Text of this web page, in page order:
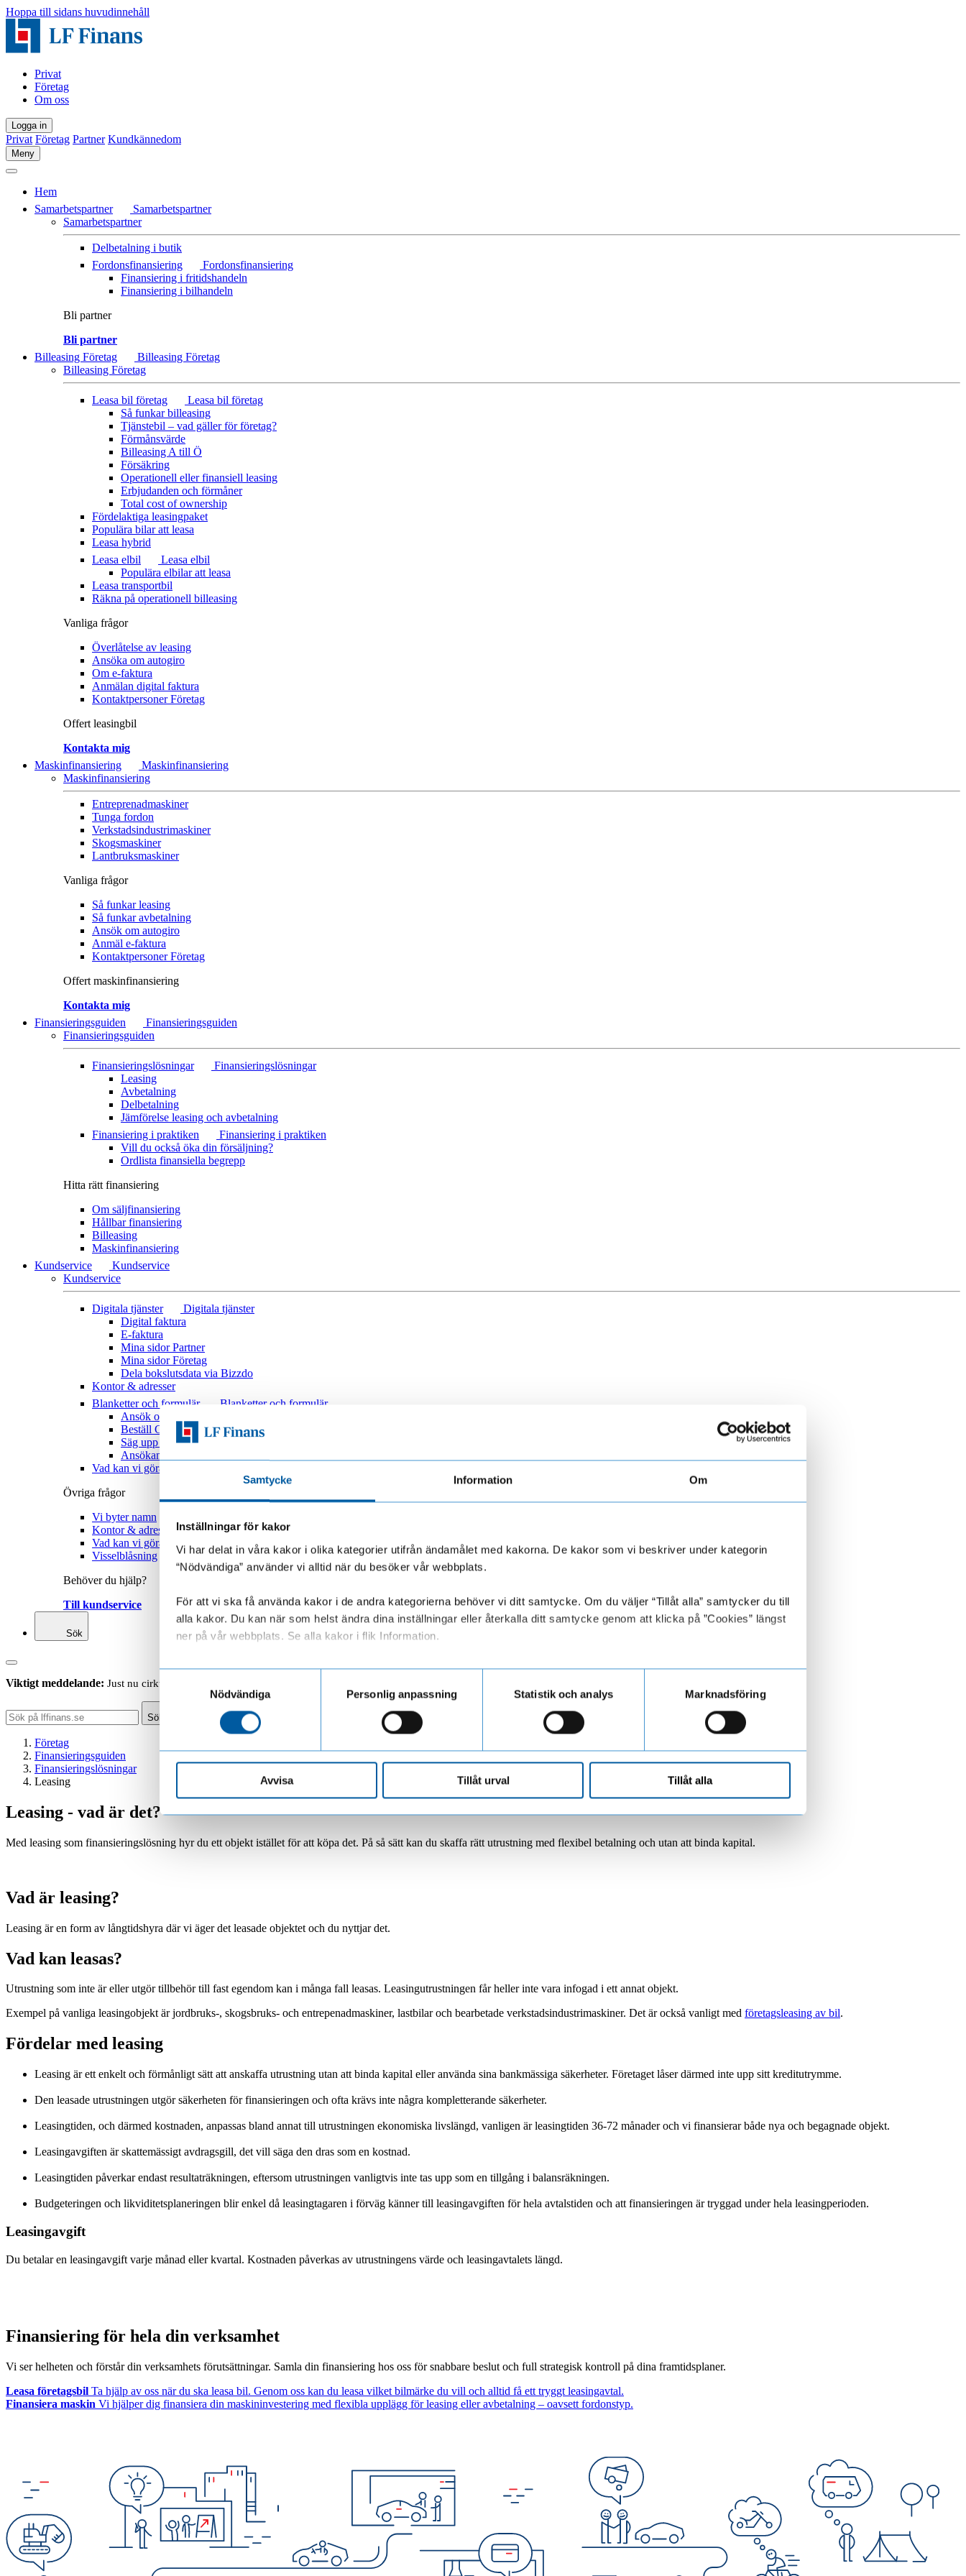
Samtycke Information Om
Inställningar för kakor
Vi har delat in våra kakor i olika kategorier utifrån ändamålet med kakorna. De kakor som vi beskriver under kategorin
“Nödvändiga” använder vi alltid när du besöker vår webbplats.
För att vi ska få använda kakor i de andra kategorierna behöver vi ditt samtycke. Om du väljer “Tillåt alla” samtycker du till
alla kakor. Du kan när som helst ändra dina inställningar eller återkalla ditt samtycke genom att klicka på ”Cookies” längst
ner på vår webbplats. Se alla kakor i flik Information.
Läs mer om hur vi behandlar personuppgifter när du besöker vår webbplats
Nödvändiga
Personlig anpassning Statistik och analys Marknadsföring
Avvisa Tillåt urval Tillåt alla
Hoppa till sidans huvudinnehåll
Privat
Företag
Om oss
Logga in
Privat Företag Partner Kundkännedom
Meny
Hem
Samarbetspartner
Samarbetspartner
Samarbetspartner
Delbetalning i butik
Fordonsfinansiering
Fordonsfinansiering
Finansiering i fritidshandeln
Finansiering i bilhandeln
Bli partner
Bli partner
Billeasing Företag
Billeasing Företag
Billeasing Företag
Leasa bil företag
Leasa bil företag
Så funkar billeasing
Tjänstebil – vad gäller för företag?
Förmånsvärde
Billeasing A till Ö
Försäkring
Operationell eller finansiell leasing
Erbjudanden och förmåner
Total cost of ownership
Fördelaktiga leasingpaket
Populära bilar att leasa
Leasa hybrid
Leasa elbil
Leasa elbil
Populära elbilar att leasa
Leasa transportbil
Räkna på operationell billeasing
Vanliga frågor
Överlåtelse av leasing
Ansöka om autogiro
Om e-faktura
Anmälan digital faktura
Kontaktpersoner Företag
Offert leasingbil
Kontakta mig
Maskinfinansiering
Maskinfinansiering
Maskinfinansiering
Entreprenadmaskiner
Tunga fordon
Verkstadsindustrimaskiner
Skogsmaskiner
Lantbruksmaskiner
Vanliga frågor
Så funkar leasing
Så funkar avbetalning
Ansök om autogiro
Anmäl e-faktura
Kontaktpersoner Företag
Offert maskinfinansiering
Kontakta mig
Finansieringsguiden
Finansieringsguiden
Finansieringsguiden
Finansieringslösningar
Finansieringslösningar
Leasing
Avbetalning
Delbetalning
Jämförelse leasing och avbetalning
Finansiering i praktiken
Finansiering i praktiken
Vill du också öka din försäljning?
Ordlista finansiella begrepp
Hitta rätt finansiering
Om säljfinansiering
Hållbar finansiering
Billeasing
Maskinfinansiering
Kundservice
Kundservice
Kundservice
Digitala tjänster
Digitala tjänster
Digital faktura
E-faktura
Mina sidor Partner
Mina sidor Företag
Dela bokslutsdata via Bizzdo
Kontor & adresser
Blanketter och formulär
Blanketter och formulär
Ansök om Mina sidor
Beställ Grönt kort
Säg upp hyresavtal
Ansökan – ändra borgensman
Vad kan vi göra bättre
Övriga frågor
Vi byter namn
Kontor & adresser
Vad kan vi göra bättre?
Visselblåsning
Behöver du hjälp?
Till kundservice
Sök
Viktigt meddelande: Just nu cirkulerar falska sms som ser ut att komma från
Sök
Företag
Finansieringsguiden
Finansieringslösningar
Leasing
Leasing - vad är det?
Med leasing som finansieringslösning hyr du ett objekt istället för att köpa det. På så sätt kan du skaffa rätt utrustning med flexibel betalning och utan att binda kapital.
Vad är leasing?
Leasing är en form av långtidshyra där vi äger det leasade objektet och du nyttjar det.
Vad kan leasas?
Utrustning som inte är eller utgör tillbehör till fast egendom kan i många fall leasas. Leasingutrustningen får heller inte vara infogad i ett annat objekt.
Exempel på vanliga leasingobjekt är jordbruks-, skogsbruks- och entrepenadmaskiner, lastbilar och bearbetade verkstadsindustrimaskiner. Det är också vanligt med företagsleasing av bil.
Fördelar med leasing
Leasing är ett enkelt och förmånligt sätt att anskaffa utrustning utan att binda kapital eller använda sina bankmässiga säkerheter. Företaget låser därmed inte upp sitt kreditutrymme.
Den leasade utrustningen utgör säkerheten för finansieringen och ofta krävs inte några kompletterande säkerheter.
Leasingtiden, och därmed kostnaden, anpassas bland annat till utrustningen ekonomiska livslängd, vanligen är leasingtiden 36-72 månader och vi finansierar både nya och begagnade objekt.
Leasingavgiften är skattemässigt avdragsgill, det vill säga den dras som en kostnad.
Leasingtiden påverkar endast resultaträkningen, eftersom utrustningen vanligtvis inte tas upp som en tillgång i balansräkningen.
Budgeteringen och likviditetsplaneringen blir enkel då leasingtagaren i förväg känner till leasingavgiften för hela avtalstiden och att finansieringen är tryggad under hela leasingperioden.
Leasingavgift
Du betalar en leasingavgift varje månad eller kvartal. Kostnaden påverkas av utrustningens värde och leasingavtalets längd.
Finansiering för hela din verksamhet
Vi ser helheten och förstår din verksamhets förutsättningar. Samla din finansiering hos oss för snabbare beslut och full strategisk kontroll på dina framtidsplaner.
Leasa företagsbil Ta hjälp av oss när du ska leasa bil. Genom oss kan du leasa vilket bilmärke du vill och alltid få ett tryggt leasingavtal.
Finansiera maskin Vi hjälper dig finansiera din maskininvestering med flexibla upplägg för leasing eller avbetalning – oavsett fordonstyp.